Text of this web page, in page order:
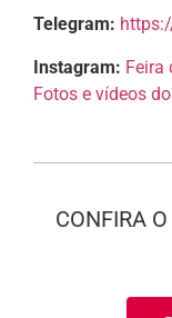
Telegram:
Instagram: Feira
Fotos e vídeos
CONFIRA O